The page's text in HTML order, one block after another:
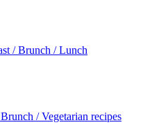
/ Brunch / Lunch
/ Vegetarian recipes